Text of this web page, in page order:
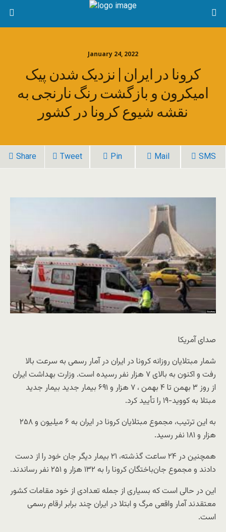
January 24, 2022
کرونا در ایران | نزدیک شدن پیک
امیکرون و بازگشت رنگ نارنجی به
نقشه شیوع کرونا در کشور
Share Tweet Pin Mail SMS
صدای آمریکا
شمار مبتلایان روزانه کرونا در ایران در آمار رسمی به سرعت بالا
رفت و اکنون به بالای ۷ هزار نفر رسیده است. وزارت بهداشت ایران
از روز ۳ بهمن تا ۴ بهمن ، ۷ هزار و ۶۹۱ بیمار جدید بیمار جدید
مبتلا به کووید-۱۹ را تأیید کرد.
به این ترتیب، مجموع مبتلایان کرونا در ایران به ۶ میلیون و ۲۵۸
هزار و ۱۸۱ نفر رسید.
همچنین در ۲۴ ساعت گذشته، ۲۱ بیمار دیگر جان خود را از دست
دادند و مجموع جان‌باختگان کرونا را به ۱۳۲ هزار و ۲۵۱ نفر رساندند.
این در حالی است که بسیاری از جمله تعدادی از خود مقامات کشور‌
معتقدند آمار واقعی مرگ و ابتلا در ایران چند برابر ارقام رسمی
است.